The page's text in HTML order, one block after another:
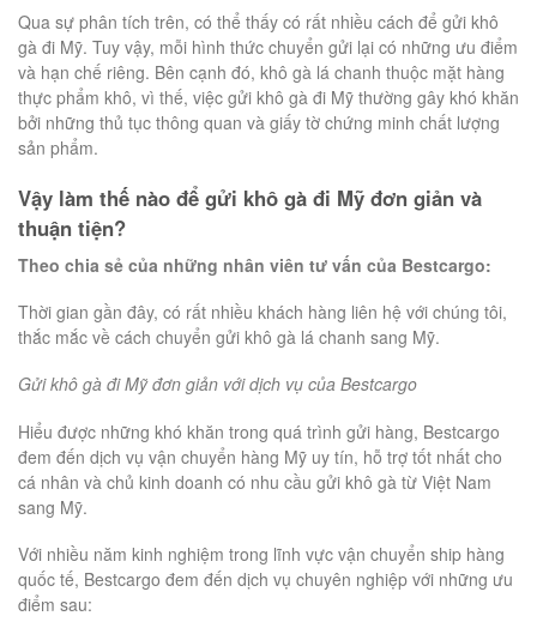
Qua sự phân tích trên, có thể thấy có rất nhiều cách để gửi khô
gà đi Mỹ. Tuy vậy, mỗi hình thức chuyển gửi lại có những ưu điểm
và hạn chế riêng. Bên cạnh đó, khô gà lá chanh thuộc mặt hàng
thực phẩm khô, vì thế, việc gửi khô gà đi Mỹ thường gây khó khăn
bởi những thủ tục thông quan và giấy tờ chứng minh chất lượng
sản phẩm.
Vậy làm thế nào để gửi khô gà đi Mỹ đơn giản và
thuận tiện?
Theo chia sẻ của những nhân viên tư vấn của Bestcargo:
Thời gian gần đây, có rất nhiều khách hàng liên hệ với chúng tôi,
thắc mắc về cách chuyển gửi khô gà lá chanh sang Mỹ.
Gửi khô gà đi Mỹ đơn giản với dịch vụ của Bestcargo
Hiểu được những khó khăn trong quá trình gửi hàng, Bestcargo
đem đến dịch vụ vận chuyển hàng Mỹ uy tín, hỗ trợ tốt nhất cho
cá nhân và chủ kinh doanh có nhu cầu gửi khô gà từ Việt Nam
sang Mỹ.
Với nhiều năm kinh nghiệm trong lĩnh vực vận chuyển ship hàng
quốc tế, Bestcargo đem đến dịch vụ chuyên nghiệp với những ưu
điểm sau: